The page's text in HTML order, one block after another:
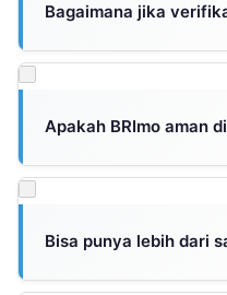
Bagaimana jika
Pastikan pencahayaan
posisikan wajah di tengah
dengan benar. Jika tetap
atau hubungi Call Center
Apakah BRImo aman
Ya, BRImo menggunakan
enkripsi tingkat bank,
diawasi oleh OJK. Pastikan
dan jangan pernah bagikan
Bisa punya lebih dari